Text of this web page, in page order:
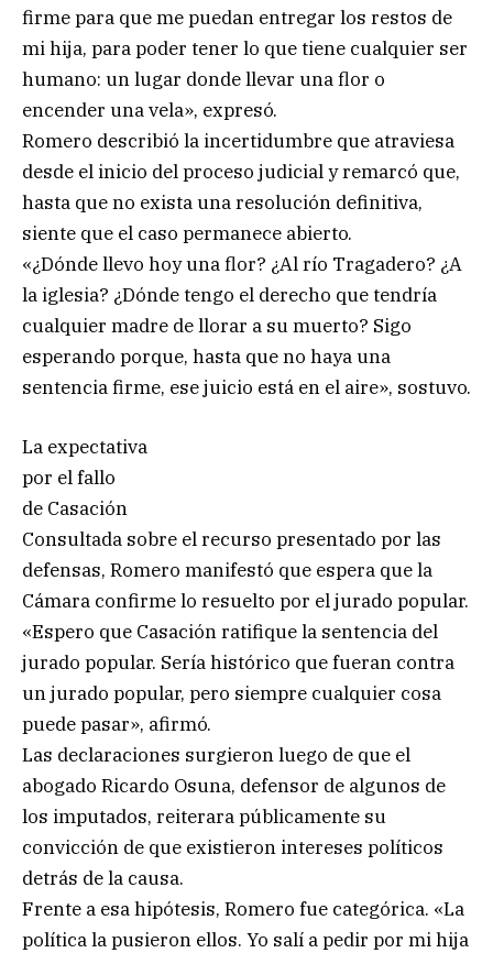
firme para que me puedan entregar los restos de
mi hija, para poder tener lo que tiene cualquier ser
humano: un lugar donde llevar una flor o
encender una vela», expresó.
Romero describió la incertidumbre que atraviesa
desde el inicio del proceso judicial y remarcó que,
hasta que no exista una resolución definitiva,
siente que el caso permanece abierto.
«¿Dónde llevo hoy una flor? ¿Al río Tragadero? ¿A
la iglesia? ¿Dónde tengo el derecho que tendría
cualquier madre de llorar a su muerto? Sigo
esperando porque, hasta que no haya una
sentencia firme, ese juicio está en el aire», sostuvo.
La expectativa
por el fallo
de Casación
Consultada sobre el recurso presentado por las
defensas, Romero manifestó que espera que la
Cámara confirme lo resuelto por el jurado popular.
«Espero que Casación ratifique la sentencia del
jurado popular. Sería histórico que fueran contra
un jurado popular, pero siempre cualquier cosa
puede pasar», afirmó.
Las declaraciones surgieron luego de que el
abogado Ricardo Osuna, defensor de algunos de
los imputados, reiterara públicamente su
convicción de que existieron intereses políticos
detrás de la causa.
Frente a esa hipótesis, Romero fue categórica. «La
política la pusieron ellos. Yo salí a pedir por mi hija